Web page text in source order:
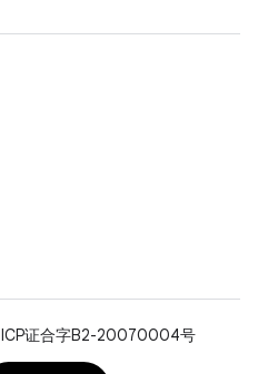
ICP证合字B2-20070004号